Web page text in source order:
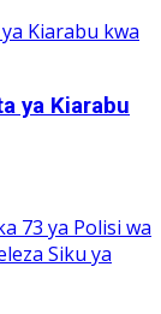
ya Kiarabu